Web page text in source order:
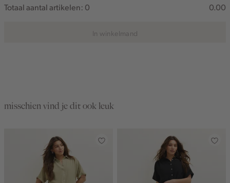
Totaal aantal artikelen: 0 0.00
In winkelmand
misschien vind je dit ook leuk